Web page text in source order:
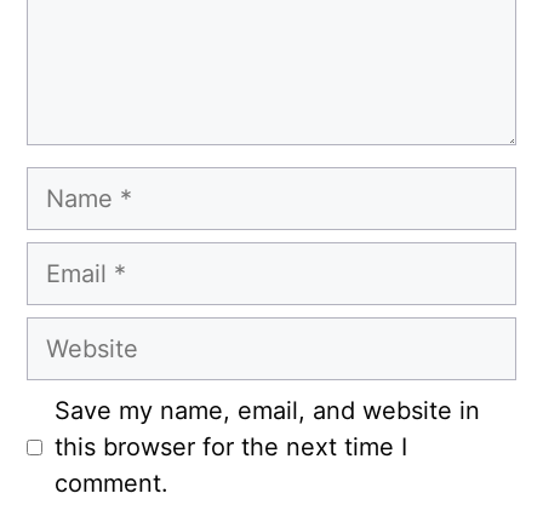
Name
Email
Website
Save my name, email, and website in
this browser for the next time I
comment.